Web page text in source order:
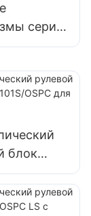
серии
механизм
блок
OSPC